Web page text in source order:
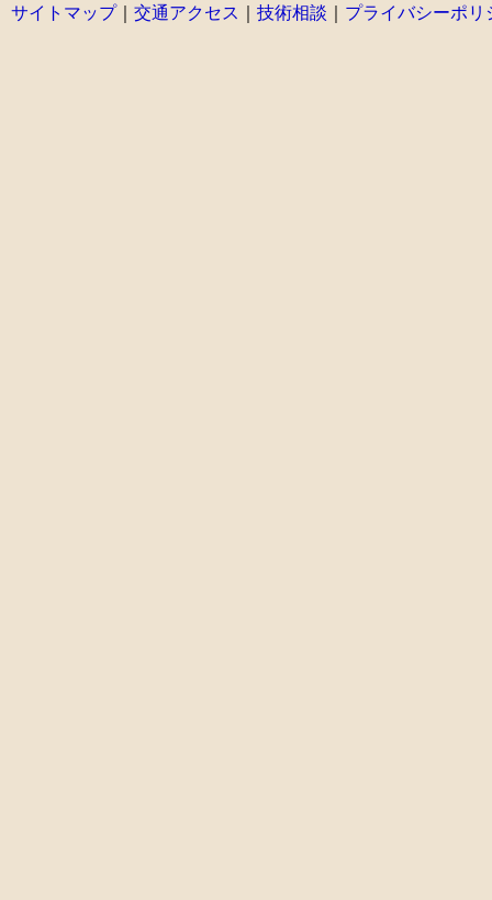
サイトマップ｜ 交通アクセス ｜ 技術相談 ｜ プライバシーポリ